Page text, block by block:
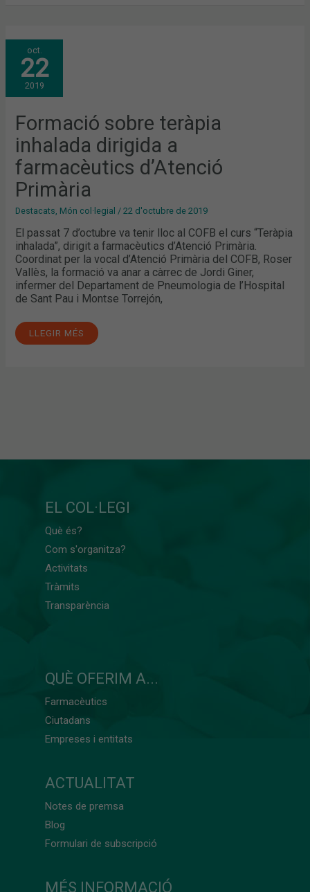
oct.
22
2019
Formació sobre teràpia
inhalada dirigida a
farmacèutics d’Atenció
Primària
Destacats Món col·legial /22 d'octubre de 2019
El passat 7 d’octubre va tenir lloc al COFB el curs “Teràpia
inhalada”, dirigit a farmacèutics d’Atenció Primària.
Coordinat per la vocal d’Atenció Primària del COFB, Roser
Vallès, la formació va anar a càrrec de Jordi Giner,
infermer del Departament de Pneumologia de l’Hospital
de Sant Pau i Montse Torrejón,
FORMACIÓ
SOBRE
TERÀPIA
INHALADA
DIRIGIDA
A
FARMACÈUTICS
LLEGIR MÉS
EL COL·LEGI
Què és?
Com s'organitza?
Activitats
Tràmits
Transparència
QUÈ OFERIM A...
Farmacèutics
Ciutadans
Empreses i entitats
ACTUALITAT
Notes de premsa
Blog
Formulari de subscripció
MÉS INFORMACIÓ